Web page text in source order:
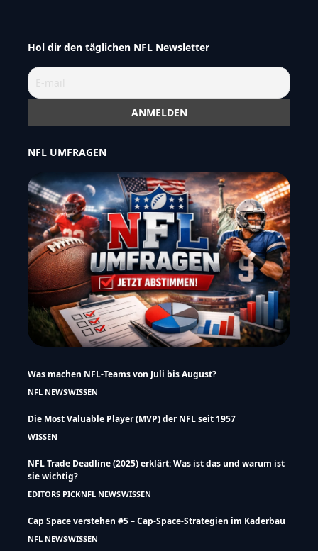
Hol dir den täglichen NFL Newsletter
NFL UMFRAGEN
Was machen NFL-Teams von Juli bis August?
NFL NEWSWISSEN
Die Most Valuable Player (MVP) der NFL seit 1957
WISSEN
NFL Trade Deadline (2025) erklärt: Was ist das und warum ist
sie wichtig?
EDITORS PICKNFL NEWSWISSEN
Cap Space verstehen #5 – Cap-Space-Strategien im Kaderbau
NFL NEWSWISSEN